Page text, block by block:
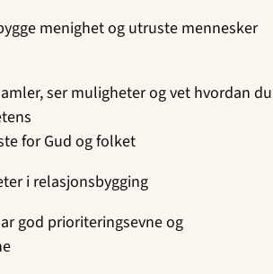
menighet og utruste mennesker
ser muligheter og vet hvordan du
for Gud og folket
i relasjonsbygging
god prioriteringsevne og